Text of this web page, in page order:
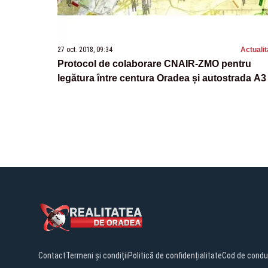
27 oct. 2018, 09:34
Protocol de colaborare CNAIR-ZMO pentru
legătura între centura Oradea și autostrada A3
ContactTermeni și condițiiPolitică de confidențialitateCod de